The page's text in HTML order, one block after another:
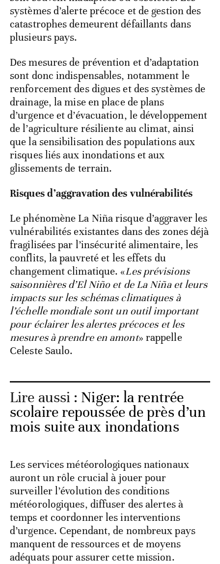
systèmes d’alerte précoce et de gestion des
catastrophes demeurent défaillants dans
plusieurs pays.
Des mesures de prévention et d’adaptation
sont donc indispensables, notamment le
renforcement des digues et des systèmes de
drainage, la mise en place de plans
d’urgence et d’évacuation, le développement
de l’agriculture résiliente au climat, ainsi
que la sensibilisation des populations aux
risques liés aux inondations et aux
glissements de terrain.
Risques d’aggravation des vulnérabilités
Le phénomène La Niña risque d’aggraver les
vulnérabilités existantes dans des zones déjà
fragilisées par l’insécurité alimentaire, les
conflits, la pauvreté et les effets du
changement climatique. «Les prévisions
saisonnières d’El Niño et de La Niña et leurs
impacts sur les schémas climatiques à
l’échelle mondiale sont un outil important
pour éclairer les alertes précoces et les
mesures à prendre en amont» rappelle
Celeste Saulo.
Lire aussi : Niger: la rentrée
scolaire repoussée de près d’un
mois suite aux inondations
Les services météorologiques nationaux
auront un rôle crucial à jouer pour
surveiller l’évolution des conditions
météorologiques, diffuser des alertes à
temps et coordonner les interventions
d’urgence. Cependant, de nombreux pays
manquent de ressources et de moyens
adéquats pour assurer cette mission.